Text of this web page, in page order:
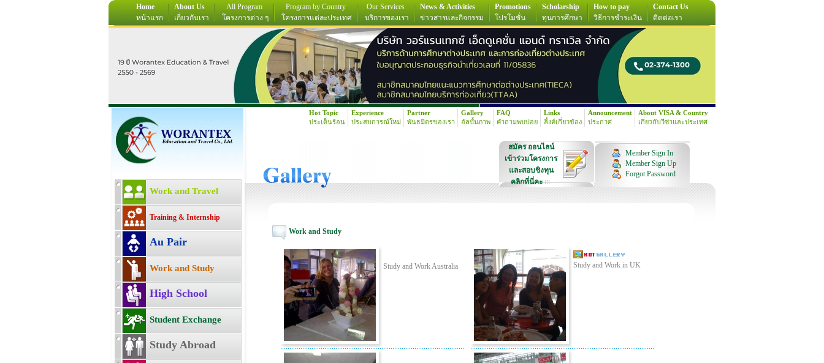
Home
หน้าแรก
About Us
เกี่ยวกับเรา
All Program
โครงการต่าง ๆ
Program by Country
โครงการแต่ละประเทศ
Our Services
บริการของเรา
News & Activities
ข่าวสารและกิจกรรม
Promotions
โปรโมชั่น
Scholarship
ทุนการศึกษา
How to pay
วิธีการชำระเงิน
Contact Us
ติดต่อเรา
Work and Travel
Training & Internship
Au Pair
Work and Study
High School
Student Exchange
Study Abroad
Hot Topic
ประเด็นร้อน
Experience
ประสบการณ์ใหม่
Partner
พันธมิตรของเรา
Gallery
อัลบั้มภาพ
FAQ
คำถามพบบ่อย
Links
ลิ้งค์เกี่ยวข้อง
Announcement
ประกาศ
About VISA & Country
เกี่ยวกับวีซ่าและประเทศ
สมัคร ออนไลน์
เข้าร่วมโครงการ
และสอบชิงทุน
คลิกที่นี่คะ!!!
Member Sign In
Member Sign Up
Forgot Password
Work and Study
Study and Work Australia Study and Work in UK